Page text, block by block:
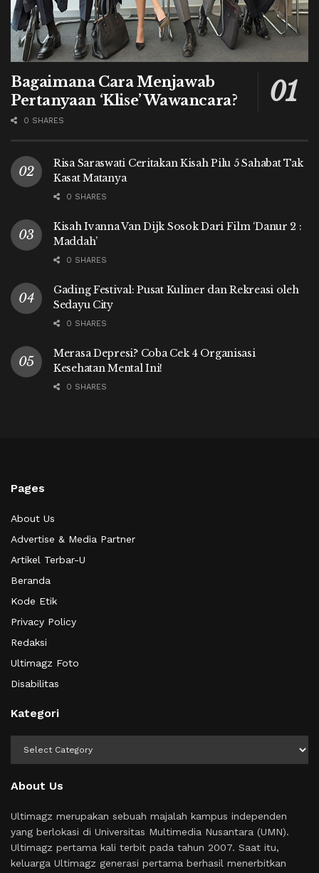
Bagaimana Cara Menjawab
Pertanyaan ‘Klise’ Wawancara?
0 SHARES
Risa Saraswati Ceritakan Kisah Pilu 5 Sahabat Tak
Kasat Matanya
0 SHARES
Kisah Ivanna Van Dijk Sosok Dari Film ‘Danur 2 :
Maddah’
0 SHARES
Gading Festival: Pusat Kuliner dan Rekreasi oleh
Sedayu City
0 SHARES
Merasa Depresi? Coba Cek 4 Organisasi
Kesehatan Mental Ini!
0 SHARES
Pages
About Us
Advertise & Media Partner
Artikel Terbar-U
Beranda
Kode Etik
Privacy Policy
Redaksi
Ultimagz Foto
Disabilitas
Kategori
About Us
Ultimagz merupakan sebuah majalah kampus independen
yang berlokasi di Universitas Multimedia Nusantara (UMN).
Ultimagz pertama kali terbit pada tahun 2007. Saat itu,
keluarga Ultimagz generasi pertama berhasil menerbitkan